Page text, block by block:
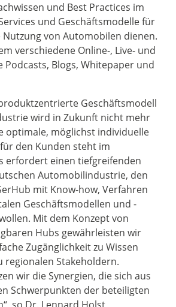
und Best Practices im
und Geschäftsmodelle für
von Automobilen dienen.
verschiedene Online-, Live- und
Podcasts, Blogs, Whitepaper und
Geschäftsmodell
wird in Zukunft nicht mehr
optimale, möglichst individuelle
den Kunden steht im
erfordert einen tiefgreifenden
Automobilindustrie, den
mit Know-how, Verfahren
Geschäftsmodellen und -
Mit dem Konzept von
Hubs gewährleisten wir
Zugänglichkeit zu Wissen
regionalen Stakeholdern.
wir die Synergien, die sich aus
Schwerpunkten der beteiligten